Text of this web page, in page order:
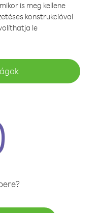
is meg kellene
konstrukcióval
le